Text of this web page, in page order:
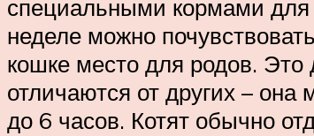
специальными кормами
неделе можно
кошке место для родов.
отличаются от других – она
до 6 часов. Котят обычно